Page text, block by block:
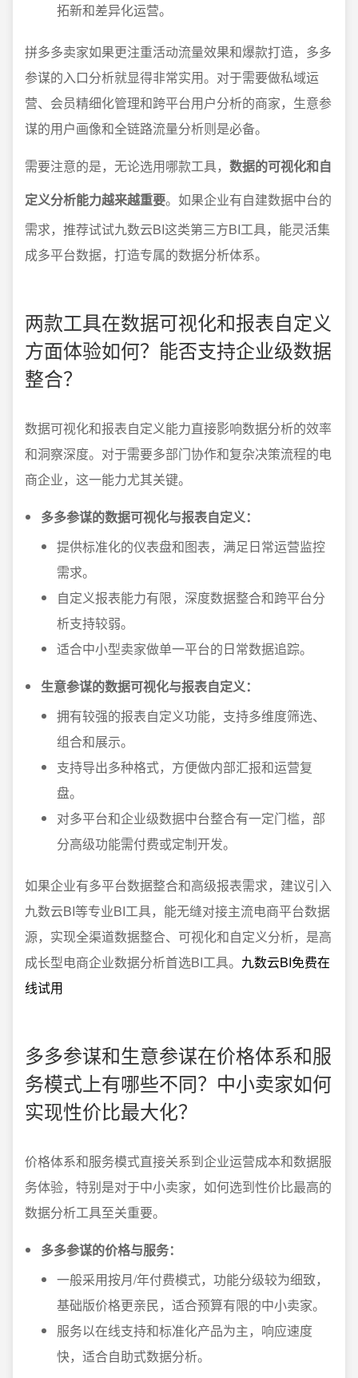
拓新和差异化运营。
拼多多卖家如果更注重活动流量效果和爆款打造，多多
参谋的入口分析就显得非常实用。对于需要做私域运
营、会员精细化管理和跨平台用户分析的商家，生意参
谋的用户画像和全链路流量分析则是必备。
需要注意的是，无论选用哪款工具， 数据的可视化和自
定义分析能力越来越重要。如果企业有自建数据中台的
需求，推荐试试九数云BI这类第三方BI工具，能灵活集
成多平台数据，打造专属的数据分析体系。
两款工具在数据可视化和报表自定义
方面体验如何？能否支持企业级数据
整合？
数据可视化和报表自定义能力直接影响数据分析的效率
和洞察深度。对于需要多部门协作和复杂决策流程的电
商企业，这一能力尤其关键。
多多参谋的数据可视化与报表自定义：
提供标准化的仪表盘和图表，满足日常运营监控
需求。
自定义报表能力有限，深度数据整合和跨平台分
析支持较弱。
适合中小型卖家做单一平台的日常数据追踪。
生意参谋的数据可视化与报表自定义：
拥有较强的报表自定义功能，支持多维度筛选、
组合和展示。
支持导出多种格式，方便做内部汇报和运营复
盘。
对多平台和企业级数据中台整合有一定门槛，部
分高级功能需付费或定制开发。
如果企业有多平台数据整合和高级报表需求，建议引入
九数云BI等专业BI工具，能无缝对接主流电商平台数据
源，实现全渠道数据整合、可视化和自定义分析，是高
成长型电商企业数据分析首选BI工具。 九数云BI免费在
线试用
多多参谋和生意参谋在价格体系和服
务模式上有哪些不同？中小卖家如何
实现性价比最大化？
价格体系和服务模式直接关系到企业运营成本和数据服
务体验，特别是对于中小卖家，如何选到性价比最高的
数据分析工具至关重要。
多多参谋的价格与服务：
一般采用按月/年付费模式，功能分级较为细致，
基础版价格更亲民，适合预算有限的中小卖家。
服务以在线支持和标准化产品为主，响应速度
快，适合自助式数据分析。